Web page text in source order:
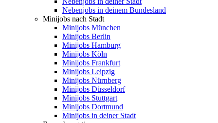
Nebenjobs in deinem Bundesland
Minijobs nach Stadt
Minijobs München
Minijobs Berlin
Minijobs Hamburg
Minijobs Köln
Minijobs Frankfurt
Minijobs Leipzig
Minijobs Nürnberg
Minijobs Düsseldorf
Minijobs Stuttgart
Minijobs Dortmund
Minijobs in deiner Stadt